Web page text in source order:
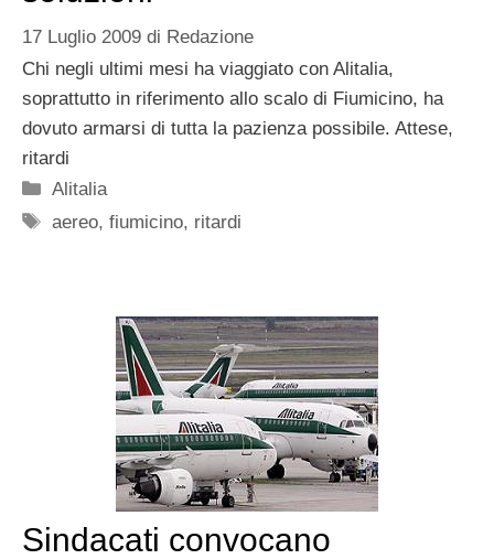
17 Luglio 2009 di Redazione
Chi negli ultimi mesi ha viaggiato con Alitalia,
soprattutto in riferimento allo scalo di Fiumicino, ha
dovuto armarsi di tutta la pazienza possibile. Attese,
ritardi
Categorie
Alitalia
Tag
aereo,fiumicino, ritardi
Sindacati convocano